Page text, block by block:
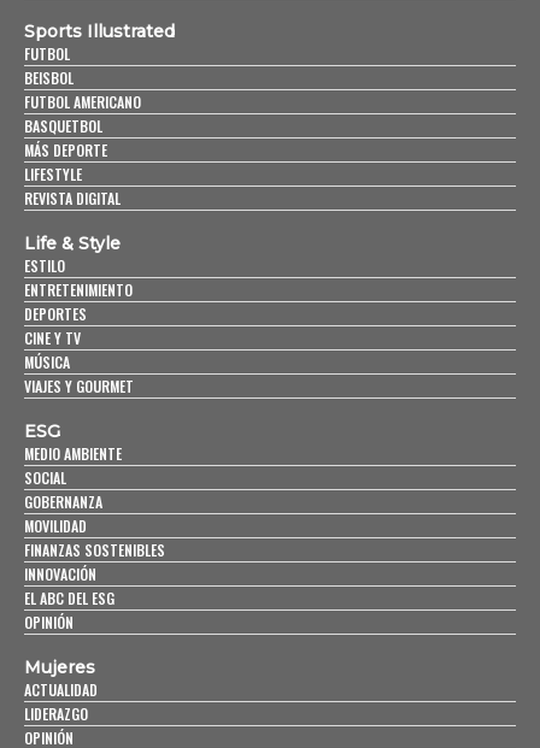
Sports Illustrated
FUTBOL
BEISBOL
FUTBOL AMERICANO
BASQUETBOL
MÁS DEPORTE
LIFESTYLE
REVISTA DIGITAL
Life & Style
ESTILO
ENTRETENIMIENTO
DEPORTES
CINE Y TV
MÚSICA
VIAJES Y GOURMET
ESG
MEDIO AMBIENTE
SOCIAL
GOBERNANZA
MOVILIDAD
FINANZAS SOSTENIBLES
INNOVACIÓN
EL ABC DEL ESG
OPINIÓN
Mujeres
ACTUALIDAD
LIDERAZGO
OPINIÓN